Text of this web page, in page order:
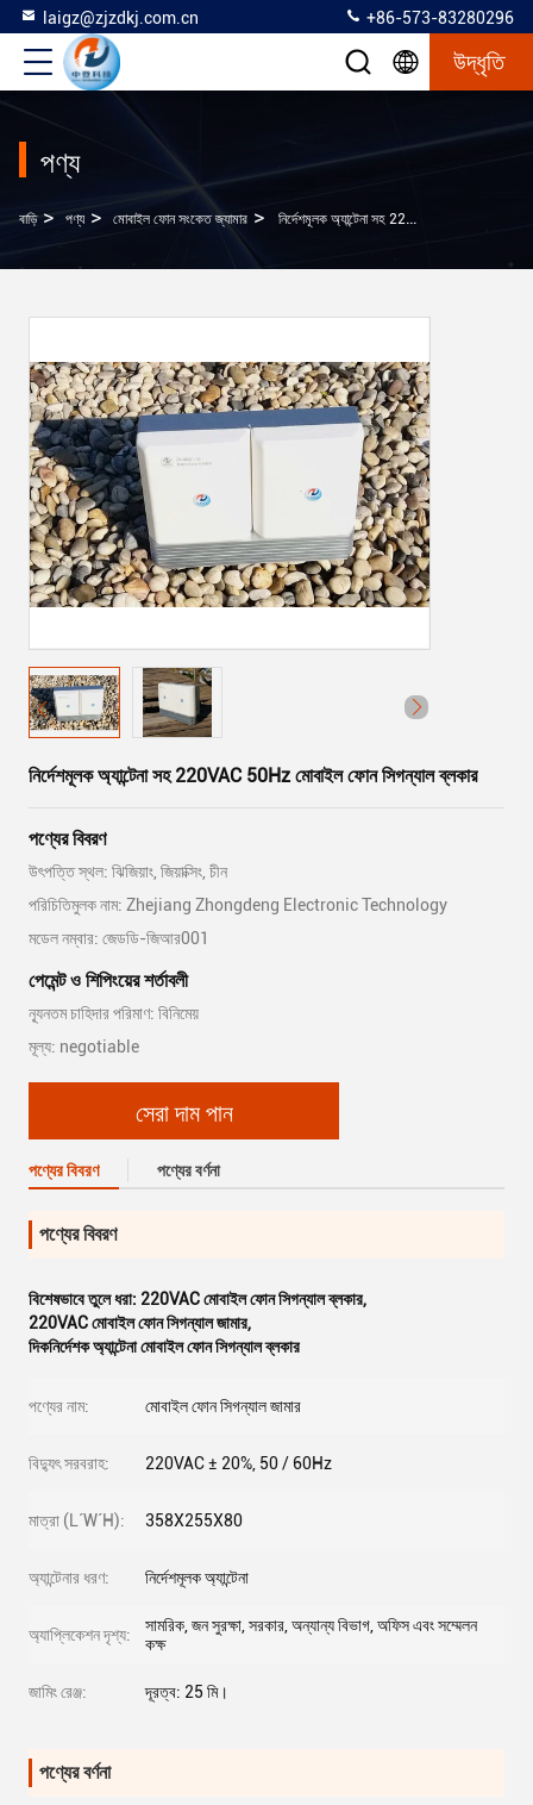
laigz@zjzdkj.com.cn +86-573-83280296
উদ্ধৃতি
পণ্য
বাড়ি > পণ্য > মোবাইল ফোন সংকেত জ্যামার > নির্দেশমূলক অ্যান্টেনা সহ 220VAC 50Hz মোবাইল ফোন সিগন্যাল ব্লকার
নির্দেশমূলক অ্যান্টেনা সহ 220VAC 50Hz মোবাইল ফোন সিগন্যাল ব্লকার
পণ্যের বিবরণ
উৎপত্তি স্থল: ঝিজিয়াং, জিয়াক্সিং, চীন
পরিচিতিমুলক নাম: Zhejiang Zhongdeng Electronic Technology
মডেল নম্বার: জেডডি-জিআর001
পেমেন্ট ও শিপিংয়ের শর্তাবলী
ন্যূনতম চাহিদার পরিমাণ: বিনিমেয়
মূল্য: negotiable
সেরা দাম পান
পণ্যের বিবরণ পণ্যের বর্ণনা
পণ্যের বিবরণ
বিশেষভাবে তুলে ধরা: 220VAC মোবাইল ফোন সিগন্যাল ব্লকার,
220VAC মোবাইল ফোন সিগন্যাল জামার,
দিকনির্দেশক অ্যান্টেনা মোবাইল ফোন সিগন্যাল ব্লকার
পণ্যের নাম: মোবাইল ফোন সিগন্যাল জামার
বিদ্যুৎ সরবরাহ: 220VAC ± 20%, 50 / 60Hz
মাত্রা (L´W´H): 358X255X80
অ্যান্টেনার ধরণ: নির্দেশমূলক অ্যান্টেনা
অ্যাপ্লিকেশন দৃশ্য:
সামরিক, জন সুরক্ষা, সরকার, অন্যান্য বিভাগ, অফিস এবং সম্মেলন
কক্ষ
জামিং রেঞ্জ: দূরত্ব: 25 মি।
পণ্যের বর্ণনা